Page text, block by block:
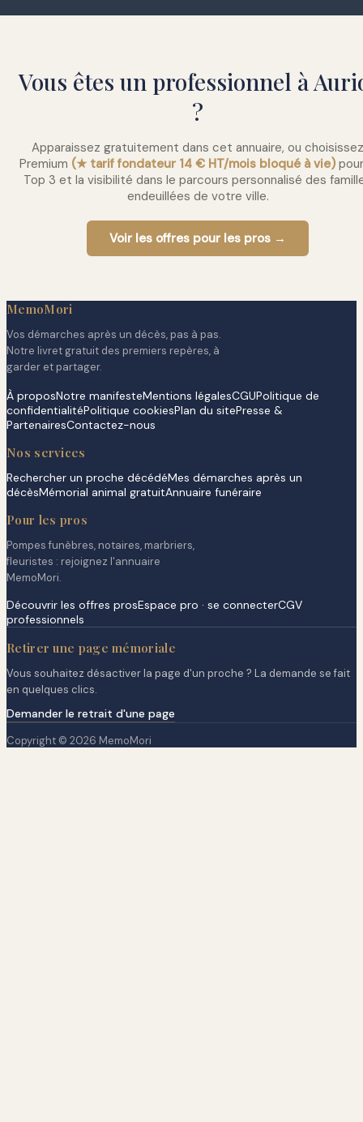
Vous êtes un professionnel à
?
Apparaissez gratuitement dans cet annuaire, ou choisissez
Premium (★ tarif fondateur 14 € HT/mois bloqué à vie)
Top 3 et la visibilité dans le parcours personnalisé des
endeuillées de votre ville.
Voir les offres pour les pros →
MemoMori
Vos démarches après un décès, pas à pas.
Notre livret gratuit des premiers repères, à
garder et partager.
À proposNotre manifesteMentions légalesCGUPolitique de
confidentialitéPolitique cookiesPlan du sitePresse &
PartenairesContactez-nous
Nos services
Rechercher un proche décédéMes démarches après un
décèsMémorial animal gratuitAnnuaire funéraire
Pour les pros
Pompes funèbres, notaires, marbriers,
fleuristes : rejoignez l'annuaire
MemoMori.
Découvrir les offres prosEspace pro · se connecterCGV
professionnels
Retirer une page mémoriale
Vous souhaitez désactiver la page d'un proche ? La demande se fait
en quelques clics.
Demander le retrait d'une page
Copyright © 2026 MemoMori